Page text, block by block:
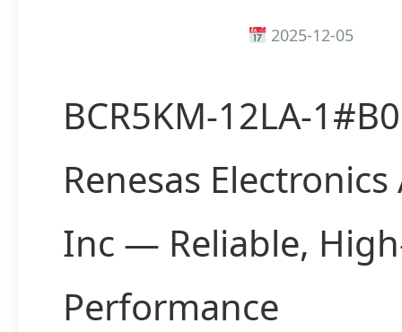
2025-12-05
BCR5KM-12LA-
Renesas
Inc — Reliable,
Performance